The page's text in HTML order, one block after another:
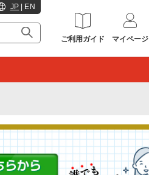
JP EN
ご利用ガイド マイページ